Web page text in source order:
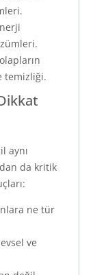
temizliği.
aynı
da kritik
ne tür
ve